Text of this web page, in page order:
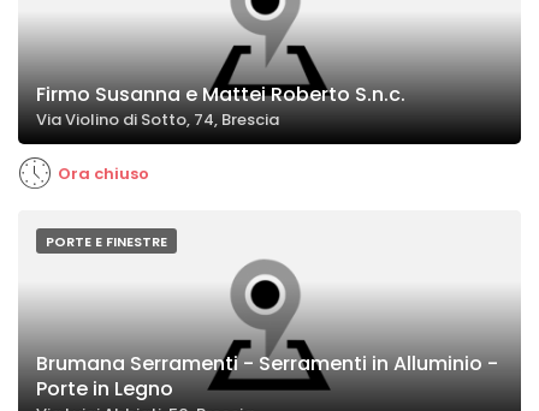
Firmo Susanna e Mattei Roberto S.n.c.
Via Violino di Sotto, 74, Brescia
Ora chiuso
PORTE E FINESTRE
Brumana Serramenti - Serramenti in Alluminio -
Porte in Legno